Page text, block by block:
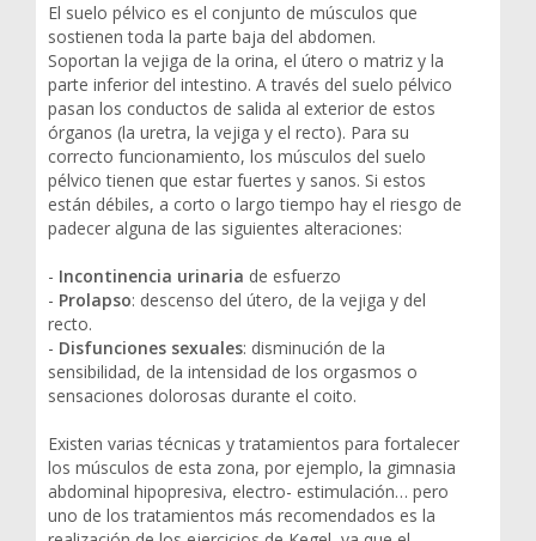
El suelo pélvico es el conjunto de músculos que
sostienen toda la parte baja del abdomen.
Soportan la vejiga de la orina, el útero o matriz y la
parte inferior del intestino. A través del suelo pélvico
pasan los conductos de salida al exterior de estos
órganos (la uretra, la vejiga y el recto). Para su
correcto funcionamiento, los músculos del suelo
pélvico tienen que estar fuertes y sanos. Si estos
están débiles, a corto o largo tiempo hay el riesgo de
padecer alguna de las siguientes alteraciones:
- Incontinencia urinaria de esfuerzo
- Prolapso: descenso del útero, de la vejiga y del
recto.
- Disfunciones sexuales: disminución de la
sensibilidad, de la intensidad de los orgasmos o
sensaciones dolorosas durante el coito.
Existen varias técnicas y tratamientos para fortalecer
los músculos de esta zona, por ejemplo, la gimnasia
abdominal hipopresiva, electro- estimulación… pero
uno de los tratamientos más recomendados es la